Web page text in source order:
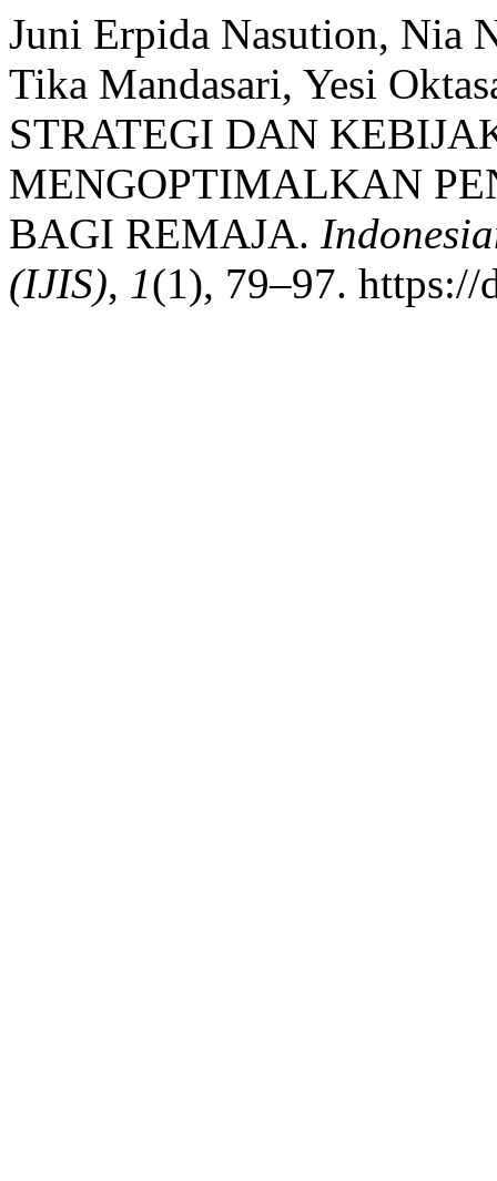
Juni Erpida Nasution, Nia
Tika Mandasari, Yesi
STRATEGI DAN
MENGOPTIMALKAN
BAGI REMAJA.
(IJIS), 1(1), 79–97.